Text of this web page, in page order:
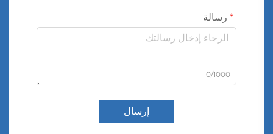
رسالة
0/1000
إرسال